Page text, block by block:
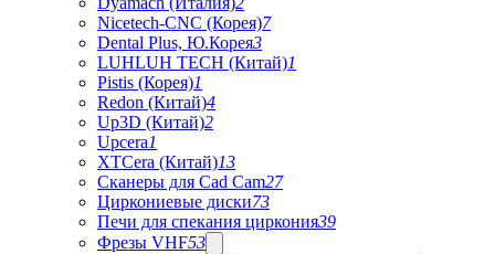
Nicetech-CNC (Корея)7
Dental Plus, Ю.Корея3
LUHLUH TECH (Китай)1
Pistis (Корея)1
Redon (Китай)4
Up3D (Китай)2
Upcera1
XTCera (Китай)13
Сканеры для Cad Cam27
Циркониевые диски73
Печи для спекания циркония39
Фрезы VHF53